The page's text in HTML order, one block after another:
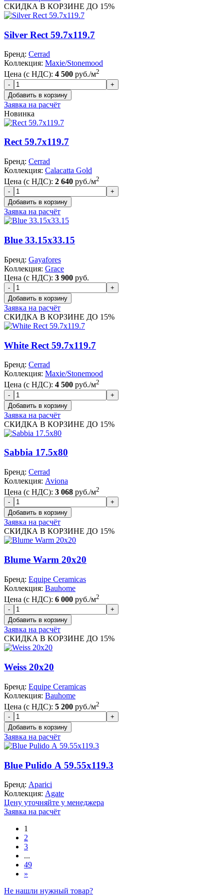
СКИДКА В КОРЗИНЕ ДО 15%
Silver Rect 59.7x119.7
Бренд: Cerrad
Коллекция: Maxie/Stonemood
Цена (с НДС): 4 500 руб./м2
Заявка на расчёт
Новинка
Rect 59.7x119.7
Бренд: Cerrad
Коллекция: Calacatta Gold
Цена (с НДС): 2 640 руб./м2
Заявка на расчёт
Blue 33.15x33.15
Бренд: Gayafores
Коллекция: Grace
Цена (с НДС): 3 900 руб.
Заявка на расчёт
СКИДКА В КОРЗИНЕ ДО 15%
White Rect 59.7x119.7
Бренд: Cerrad
Коллекция: Maxie/Stonemood
Цена (с НДС): 4 500 руб./м2
Заявка на расчёт
СКИДКА В КОРЗИНЕ ДО 15%
Sabbia 17.5x80
Бренд: Cerrad
Коллекция: Aviona
Цена (с НДС): 3 068 руб./м2
Заявка на расчёт
СКИДКА В КОРЗИНЕ ДО 15%
Blume Warm 20x20
Бренд: Equipe Ceramicas
Коллекция: Bauhome
Цена (с НДС): 6 000 руб./м2
Заявка на расчёт
СКИДКА В КОРЗИНЕ ДО 15%
Weiss 20x20
Бренд: Equipe Ceramicas
Коллекция: Bauhome
Цена (с НДС): 5 200 руб./м2
Заявка на расчёт
Blue Pulido А 59.55x119.3
Бренд: Aparici
Коллекция: Agate
Цену уточняйте у менеджера
Заявка на расчёт
1
2
3
...
49
»
Не нашли нужный товар?